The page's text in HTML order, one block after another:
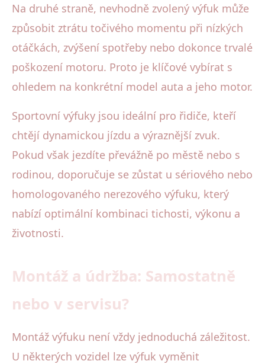
Na druhé straně, nevhodně zvolený výfuk může
způsobit ztrátu točivého momentu při nízkých
otáčkách, zvýšení spotřeby nebo dokonce trvalé
poškození motoru. Proto je klíčové vybírat s
ohledem na konkrétní model auta a jeho motor.
Sportovní výfuky jsou ideální pro řidiče, kteří
chtějí dynamickou jízdu a výraznější zvuk.
Pokud však jezdíte převážně po městě nebo s
rodinou, doporučuje se zůstat u sériového nebo
homologovaného nerezového výfuku, který
nabízí optimální kombinaci tichosti, výkonu a
životnosti.
Montáž a údržba: Samostatně
nebo v servisu?
Montáž výfuku není vždy jednoduchá záležitost.
U některých vozidel lze výfuk vyměnit